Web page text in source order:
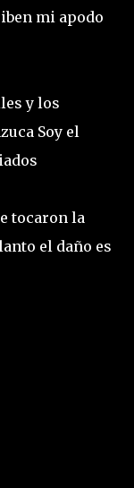
mi apodo
y los
Soy el
tocaron la
el daño es